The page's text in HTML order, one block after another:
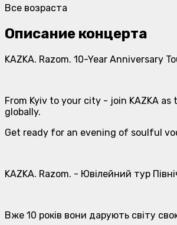
Все возраста
Описание концерта
KAZKA. Razom. 10-Year Anniversary
From Kyiv to your city - join KAZKA
globally.
Get ready for an evening of soulful
KAZKA. Razom. - Ювілейний тур
Вже 10 років вони дарують світу